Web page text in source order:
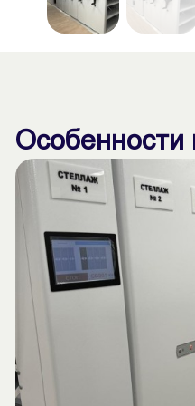
Особенности